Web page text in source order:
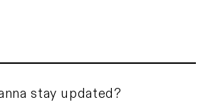
stay updated?